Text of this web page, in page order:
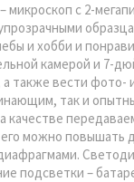
микроскоп с 2-
и хобби и
камерой и
также вести фото-
так и
можно повышать
подсветки –